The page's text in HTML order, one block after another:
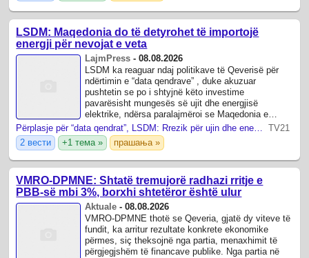
LSDM: Maqedonia do të detyrohet të importojë
energji për nevojat e veta
LajmPress -08.08.2026
LSDM ka reaguar ndaj politikave të Qeverisë për
ndërtimin e “data qendrave” , duke akuzuar
pushtetin se po i shtyjnë këto investime
pavarësisht mungesës së ujit dhe energjisë
elektrike, ndërsa paralajmëroi se Maqedonia e
Veriut do të detyrohet të importojë energji për
nevojat e ...
TV21
2 вести
+1 тема » прашања »
VMRO-DPMNE: Shtatë tremujorë radhazi rritje e
PBB-së mbi 3%, borxhi shtetëror është ulur
Aktuale -08.08.2026
VMRO-DPMNE thotë se Qeveria, gjatë dy viteve të
fundit, ka arritur rezultate konkrete ekonomike
përmes, siç theksojnë nga partia, menaxhimit të
përgjegjshëm të financave publike. Nga partia në